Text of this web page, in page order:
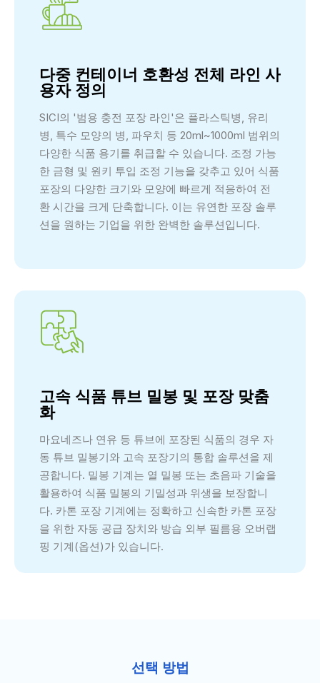
다중 컨테이너 호환성 전체 라인 사
용자 정의
SICI의 '범용 충전 포장 라인'은 플라스틱병, 유리
병, 특수 모양의 병, 파우치 등 20ml~1000ml 범위의
다양한 식품 용기를 취급할 수 있습니다. 조정 가능
한 금형 및 원키 투입 조정 기능을 갖추고 있어 식품
포장의 다양한 크기와 모양에 빠르게 적응하여 전
환 시간을 크게 단축합니다. 이는 유연한 포장 솔루
션을 원하는 기업을 위한 완벽한 솔루션입니다.
고속 식품 튜브 밀봉 및 포장 맞춤
화
마요네즈나 연유 등 튜브에 포장된 식품의 경우 자
동 튜브 밀봉기와 고속 포장기의 통합 솔루션을 제
공합니다. 밀봉 기계는 열 밀봉 또는 초음파 기술을
활용하여 식품 밀봉의 기밀성과 위생을 보장합니
다. 카톤 포장 기계에는 정확하고 신속한 카톤 포장
을 위한 자동 공급 장치와 방습 외부 필름용 오버랩
핑 기계(옵션)가 있습니다.
선택 방법